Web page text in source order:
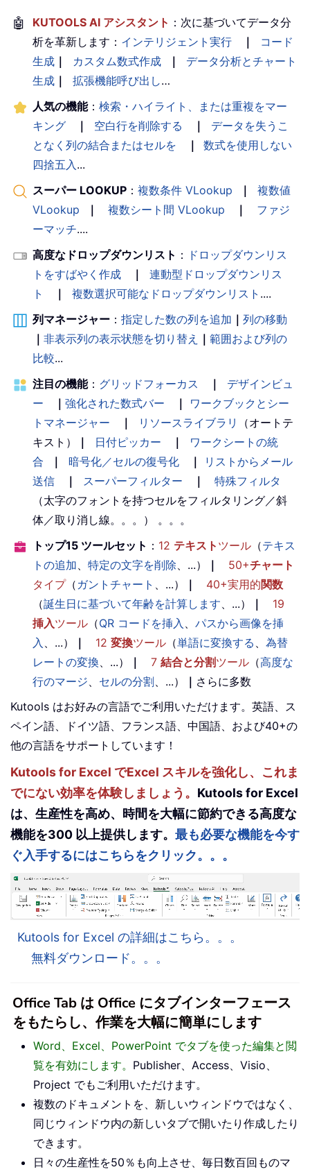
🤖 KUTOOLS AI アシスタント ：次に基づいてデータ分
析を革新します： インテリジェント実行 ｜
コード
生成 ｜ カスタム数式作成 ｜
データ分析とチャート
生成 ｜ 拡張機能呼び出し…
人気の機能： 検索・ハイライト、または重複をマー
キング
｜ 空白行を削除する ｜
データを失うこ
となく列の結合またはセルを
｜
数式を使用しない
四捨五入...
スーパー LOOKUP ： 複数条件 VLookup ｜
複数値
VLookup
｜ 複数シート間 VLookup ｜
ファジ
ーマッチ....
高度なドロップダウンリスト ： ドロップダウンリス
トをすばやく作成
｜
連動型ドロップダウンリス
ト
｜ 複数選択可能なドロップダウンリスト ....
列マネージャー ： 指定した数の列を追加 ｜ 列の移動
｜ 非表示列の表示状態を切り替え ｜ 範囲および列の
比較...
注目の機能： グリッドフォーカス ｜
デザインビュ
ー
｜ 強化された数式バー ｜
ワークブックとシー
トマネージャー
｜ リソースライブラリ
（オートテ
キスト）
｜ 日付ピッカー ｜
ワークシートの統
合
｜ 暗号化／セルの復号化 ｜
リストからメール
送信
｜ スーパーフィルター ｜
特殊フィルタ
（太字のフォントを持つセルをフィルタリング／斜
体／取り消し線。。。） 。。。
トップ15 ツールセット ： 12 テキスト ツール （テキス
トの追加、 特定の文字を削除、...） ｜ 50+チャート
タイプ（ ガントチャート 、...） ｜ 40+実用的関数
（誕生日に基づいて年齢を計算します、...） ｜
19
挿入ツール （QR コードを挿入 、 パスから画像を挿
入 、...） ｜ 12 変換ツール （単語に変換する 、 為替
レートの変換、...） ｜ 7 結合と分割ツール （高度な
行のマージ、 セルの分割、...） ｜ さらに多数
Kutools はお好みの言語でご利用いただけます。英語、ス
ペイン語、ドイツ語、フランス語、中国語、および40+の
他の言語をサポートしています！
Kutools for Excel でExcel スキルを強化し、これま
でにない効率を体験しましょう。 Kutools for Excel
は、生産性を高め、時間を大幅に節約できる高度な
機能を300 以上提供します。 最も必要な機能を今す
ぐ入手するにはこちらをクリック。。。
Kutools for Excel の詳細はこちら。。。
無料ダウンロード。。。
Office Tab は Office にタブインターフェース
をもたらし、作業を大幅に簡単にします
Word、Excel、PowerPoint でタブを使った編集と閲
覧を有効にします。 Publisher、Access、Visio、
Project でもご利用いただけます。
複数のドキュメントを、新しいウィンドウではなく、
同じウィンドウ内の新しいタブで開いたり作成したり
できます。
日々の生産性を50％も向上させ、毎日数百回ものマ